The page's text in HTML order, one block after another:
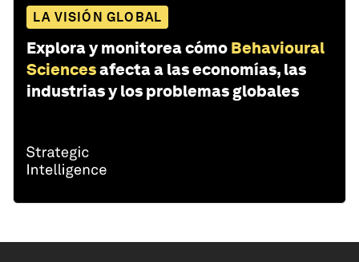
LA VISIÓN GLOBAL
Explora y monitorea cómo Behavioural
Sciencesafecta a las economías, las
industrias y los problemas globales